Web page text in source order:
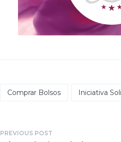
Comprar Bolsos Iniciativa
PREVIOUS POST